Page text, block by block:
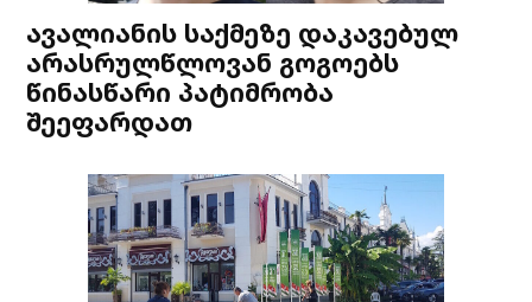
ავალიანის საქმეზე დაკავებულ
არასრულწლოვან გოგოებს
წინასწარი პატიმრობა
შეეფარდათ